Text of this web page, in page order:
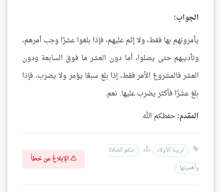
الجواب:
يأمرونهم بها فقط، ولا إثم عليهم، فإذا بلغوا عشرًا وجب أمرهم،
وتأديبهم حتى يصلوا، أما دون العشر ما فوق السابعة ودون
العشر فالمشروع الأمر فقط، إذا بلغ سبعًا يؤمر ولا يضرب، فإذا
بلغ عشرًا فأكثر يضرب عليها. نعم.
المقدم:حفظكم الله.
تربية الأولاد
حكم الصلاة
وأهميتها
الإبلاغ عن خطأ